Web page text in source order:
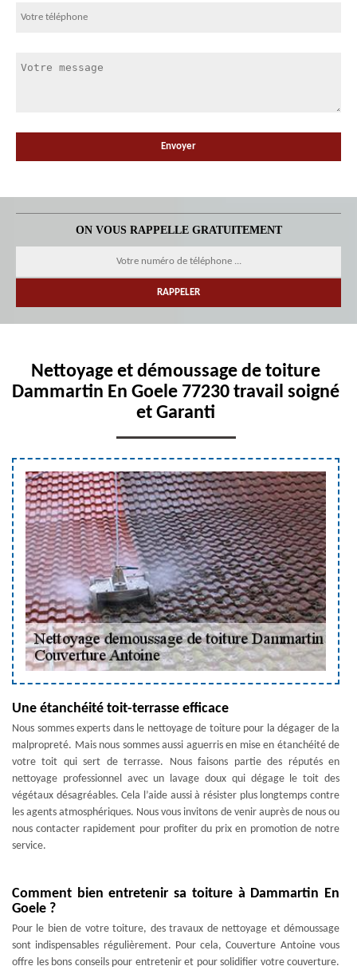
ON VOUS RAPPELLE GRATUITEMENT
Nettoyage et démoussage de toiture
Dammartin En Goele 77230 travail soigné
et Garanti
Une étanchéité toit-terrasse efficace
Nous sommes experts dans le nettoyage de toiture pour la dégager de la
malpropreté. Mais nous sommes aussi aguerris en mise en étanchéité de
votre toit qui sert de terrasse. Nous faisons partie des réputés en
nettoyage professionnel avec un lavage doux qui dégage le toit des
végétaux désagréables. Cela l’aide aussi à résister plus longtemps contre
les agents atmosphériques. Nous vous invitons de venir auprès de nous ou
nous contacter rapidement pour profiter du prix en promotion de notre
service.
Comment bien entretenir sa toiture à Dammartin En
Goele ?
Pour le bien de votre toiture, des travaux de nettoyage et démoussage
sont indispensables régulièrement. Pour cela, Couverture Antoine vous
offre les bons conseils pour entretenir et pour solidifier votre couverture.